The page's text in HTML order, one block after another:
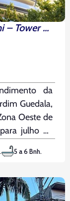
Vista Cyrela Furnished By Armani – Tower Milano
da
Guedala,
Oeste de
julho de
a 411,50
garagem.
5 a 6 Bnh.